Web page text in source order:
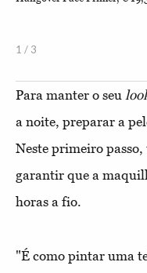
1 / 3
Para manter o seu
a noite, preparar a
Neste primeiro
garantir que a
horas a fio.
"É como pintar uma